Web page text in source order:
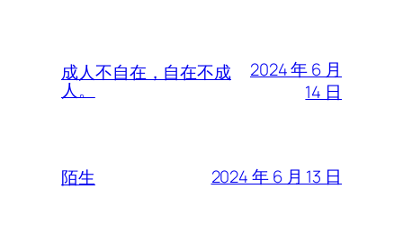
成人不自在，自在不成
人。
2024 年 6 月
14 日
陌生 2024 年 6 月 13 日